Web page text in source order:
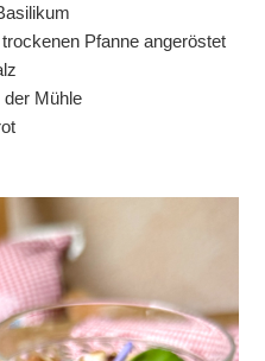
Pfanne angeröstet
der Mühle